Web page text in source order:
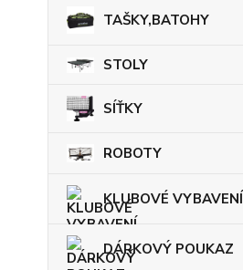
TAŠKY,BATOHY
STOLY
SÍŤKY
ROBOTY
KLUBOVÉ VYBAVENÍ
DÁRKOVÝ POUKAZ